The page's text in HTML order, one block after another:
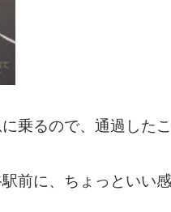
乗るので、通過した
前に、ちょっといい